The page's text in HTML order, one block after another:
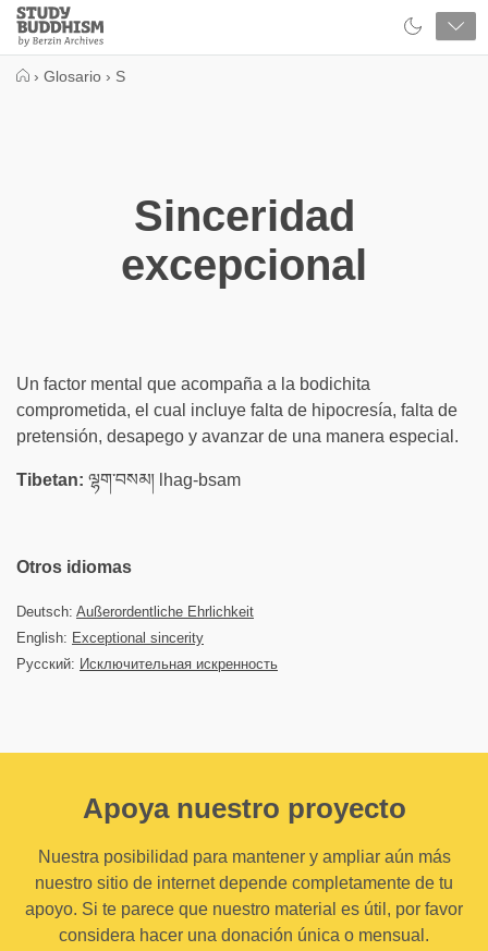
Close
Study
Buddhism
› Glosario › S
Sinceridad
excepcional
Un factor mental que acompaña a la bodichita
comprometida, el cual incluye falta de hipocresía, falta de
pretensión, desapego y avanzar de una manera especial.
Tibetan: ལྷག་བསམ། lhag-bsam
Otros idiomas
Deutsch: Außerordentliche Ehrlichkeit
English: Exceptional sincerity
Русский: Исключительная искренность
Apoya nuestro proyecto
Nuestra posibilidad para mantener y ampliar aún más
nuestro sitio de internet depende completamente de tu
apoyo. Si te parece que nuestro material es útil, por favor
considera hacer una donación única o mensual.